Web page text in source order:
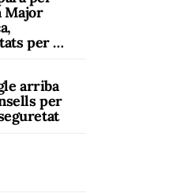
Major
per a
arriba
per